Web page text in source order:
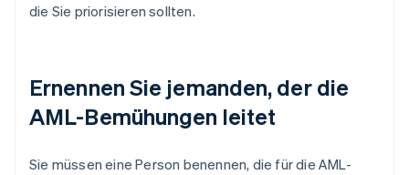
die Sie priorisieren sollten.
Ernennen Sie jemanden, der die
AML-Bemühungen leitet
Sie müssen eine Person benennen, die für die AML-